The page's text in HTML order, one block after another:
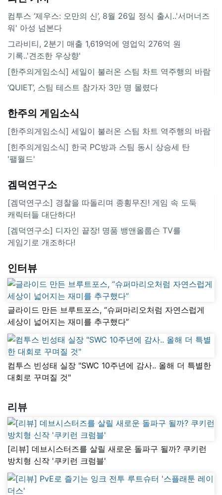
컴투스 ‘제우스: 오만의 신’, 8월 26일 정식 출시..'서머너즈
워' 아성 넘본다
그라비티, 2분기 매출 1,619억에 영업익 276억 원
기록..'견조한 우상향'
[한주의게임소식] 세일이 불러온 스팀 차트 역주행의 바람
‘QUIET’, 스팀 테스트 참가자 3만 명 몰렸다
한주의 게임소식
[한주의게임소식] 세일이 불러온 스팀 차트 역주행의 바람
[힌주의게임소식] 한국 PC방과 스팀 동시 상승세 탄
'팰월드'
겜덕연구소
[겜덕연구소] 경찰을 따돌리며 종횡무진! 게임 속 도둑
캐릭터들 대단하다!
[겜덕연구소] 디자인 끝장! 명품 뱅앤올룹슨 TV를
게임기로 개조하다!
인터뷰
글라이드 만든 브루트포스, “슈퍼마리오처럼 자연스럽게
세상이 넓어지는 재미를 추구했다”
컴투스 빈성태 실장 "SWC 10주년에 감사.. 올해 더 특별한
대회로 꾸며질 것"
리뷰
[리뷰] 데브시스터즈를 살릴 새로운 돌파구 될까? 쿠키런
방치형 신작 '쿠키런 크럼블'